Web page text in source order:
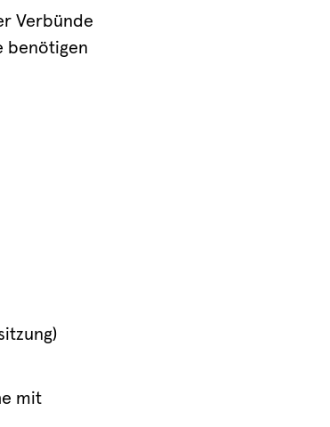
Verbünde
benötigen
mit